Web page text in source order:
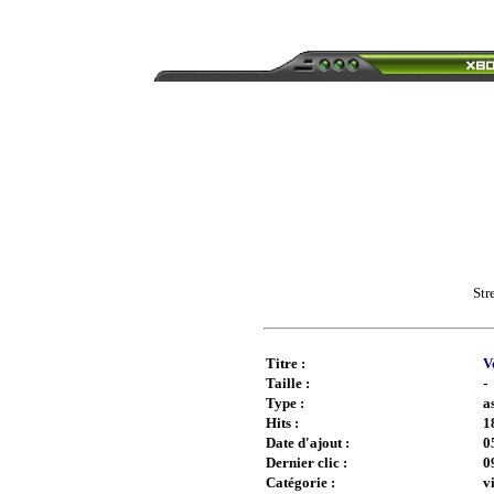
Titre :
Taille :
-
Type :
Hits :
Date d'ajout :
Dernier clic :
Catégorie :